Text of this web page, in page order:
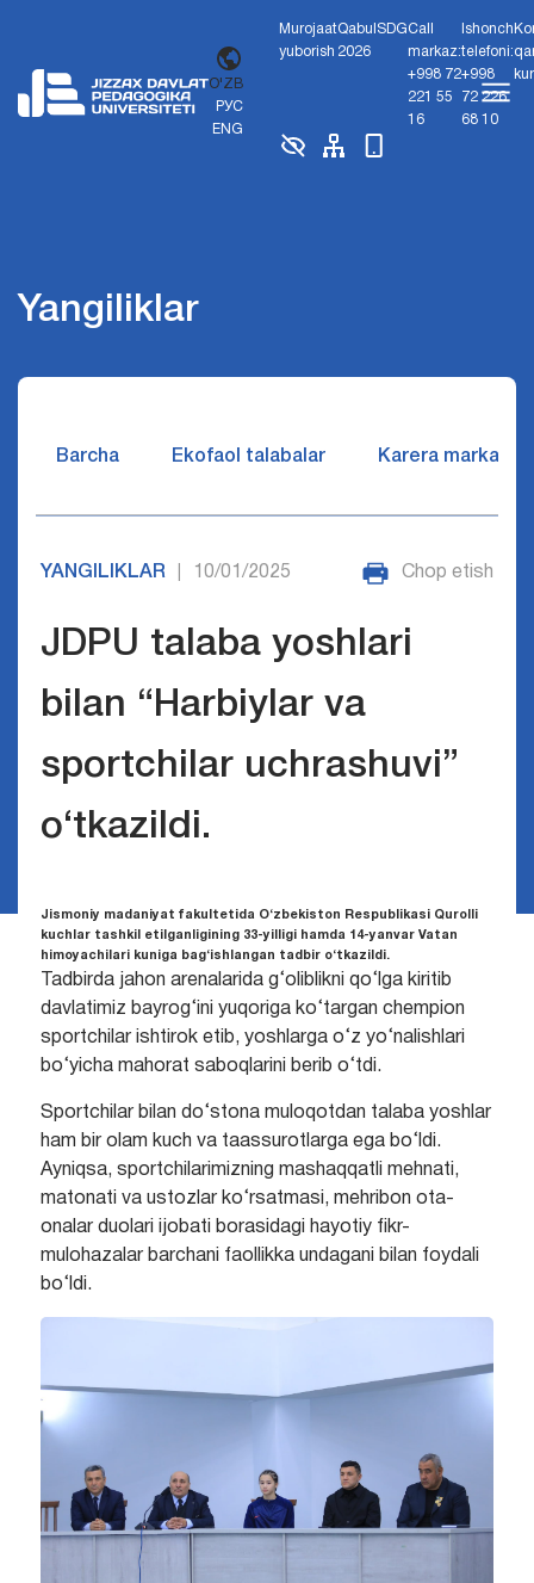
O'ZB
РУС
ENG
Murojaat
yuborish
Qabul
2026
SDGCall
markaz:
+998 72
221 55
16
Ishonch
telefoni:
+998
72 226
68 10
Yangiliklar
Barcha Ekofaol talabalar Karera markazi
YANGILIKLAR 10/01/2025 Chop etish
JDPU talaba yoshlari
bilan “Harbiylar va
sportchilar uchrashuvi”
o‘tkazildi.
Jismoniy madaniyat fakultetida O‘zbekiston Respublikasi Qurolli
kuchlar tashkil etilganligining 33-yilligi hamda 14-yanvar Vatan
himoyachilari kuniga bag‘ishlangan tadbir o‘tkazildi.
Tadbirda jahon arenalarida g‘oliblikni qo‘lga kiritib
davlatimiz bayrog‘ini yuqoriga ko‘targan chempion
sportchilar ishtirok etib, yoshlarga o‘z yo‘nalishlari
bo‘yicha mahorat saboqlarini berib o‘tdi.
Sportchilar bilan do‘stona muloqotdan talaba yoshlar
ham bir olam kuch va taassurotlarga ega bo‘ldi.
Ayniqsa, sportchilarimizning mashaqqatli mehnati,
matonati va ustozlar ko‘rsatmasi, mehribon ota-
onalar duolari ijobati borasidagi hayotiy fikr-
mulohazalar barchani faollikka undagani bilan foydali
bo‘ldi.